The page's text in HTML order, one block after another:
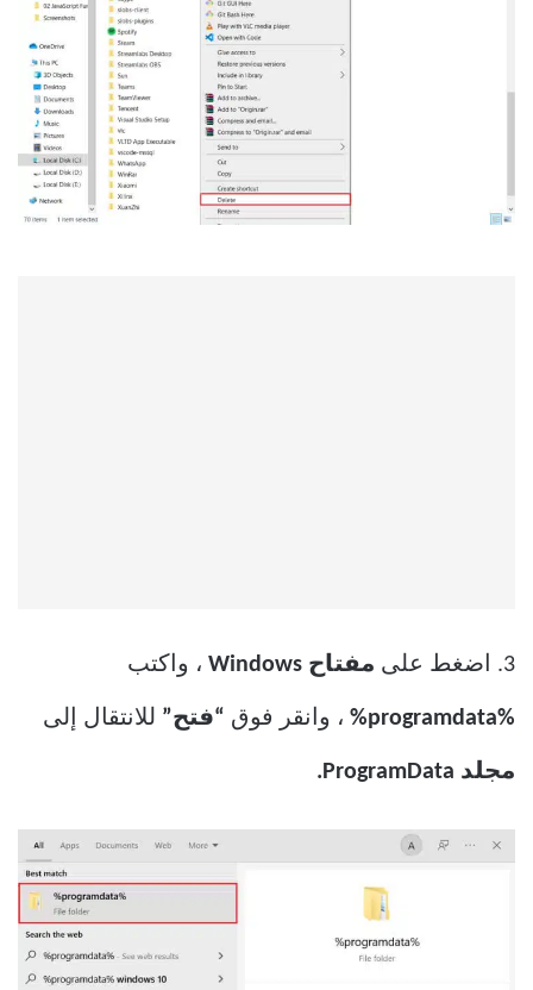
3. اضغط على مفتاح Windows ، واكتب
%programdata% ، وانقر فوق “فتح” للانتقال إلى
مجلد ProgramData.